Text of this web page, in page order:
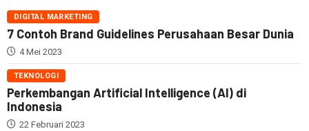
DIGITAL MARKETING
7 Contoh Brand Guidelines Perusahaan Besar Dunia
4 Mei 2023
TEKNOLOGI
Perkembangan Artificial Intelligence (AI) di
Indonesia
22 Februari 2023